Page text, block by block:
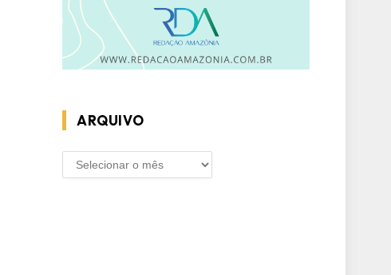
ARQUIVO
ARQUIVO